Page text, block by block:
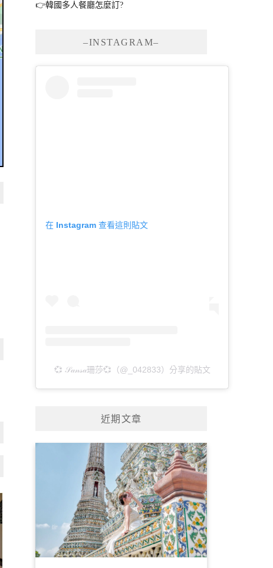
👉韓國多人餐廳怎麼訂?
–INSTAGRAM–
在 Instagram 查看這則貼文
💞 𝒮𝒶𝓃𝓈𝒶珊莎💞（@_042833）分享的貼文
近期文章